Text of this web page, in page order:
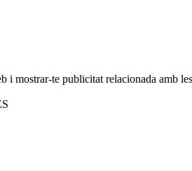
mostrar-te publicitat relacionada amb